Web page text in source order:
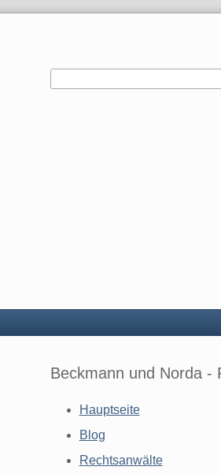
Beckmann und Norda -
Hauptseite
Blog
Rechtsanwälte